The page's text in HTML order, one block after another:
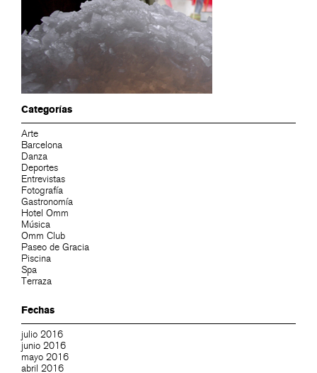
Categorías
Arte
Barcelona
Danza
Deportes
Entrevistas
Fotografía
Gastronomía
Hotel Omm
Música
Omm Club
Paseo de Gracia
Piscina
Spa
Terraza
Fechas
julio 2016
junio 2016
mayo 2016
abril 2016